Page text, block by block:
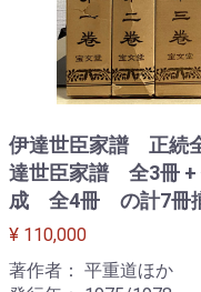
伊達世臣家譜 正続
達世臣家譜 全3冊 +
成 全4冊 の計7冊揃
¥ 110,000
著作者： 平重道ほか